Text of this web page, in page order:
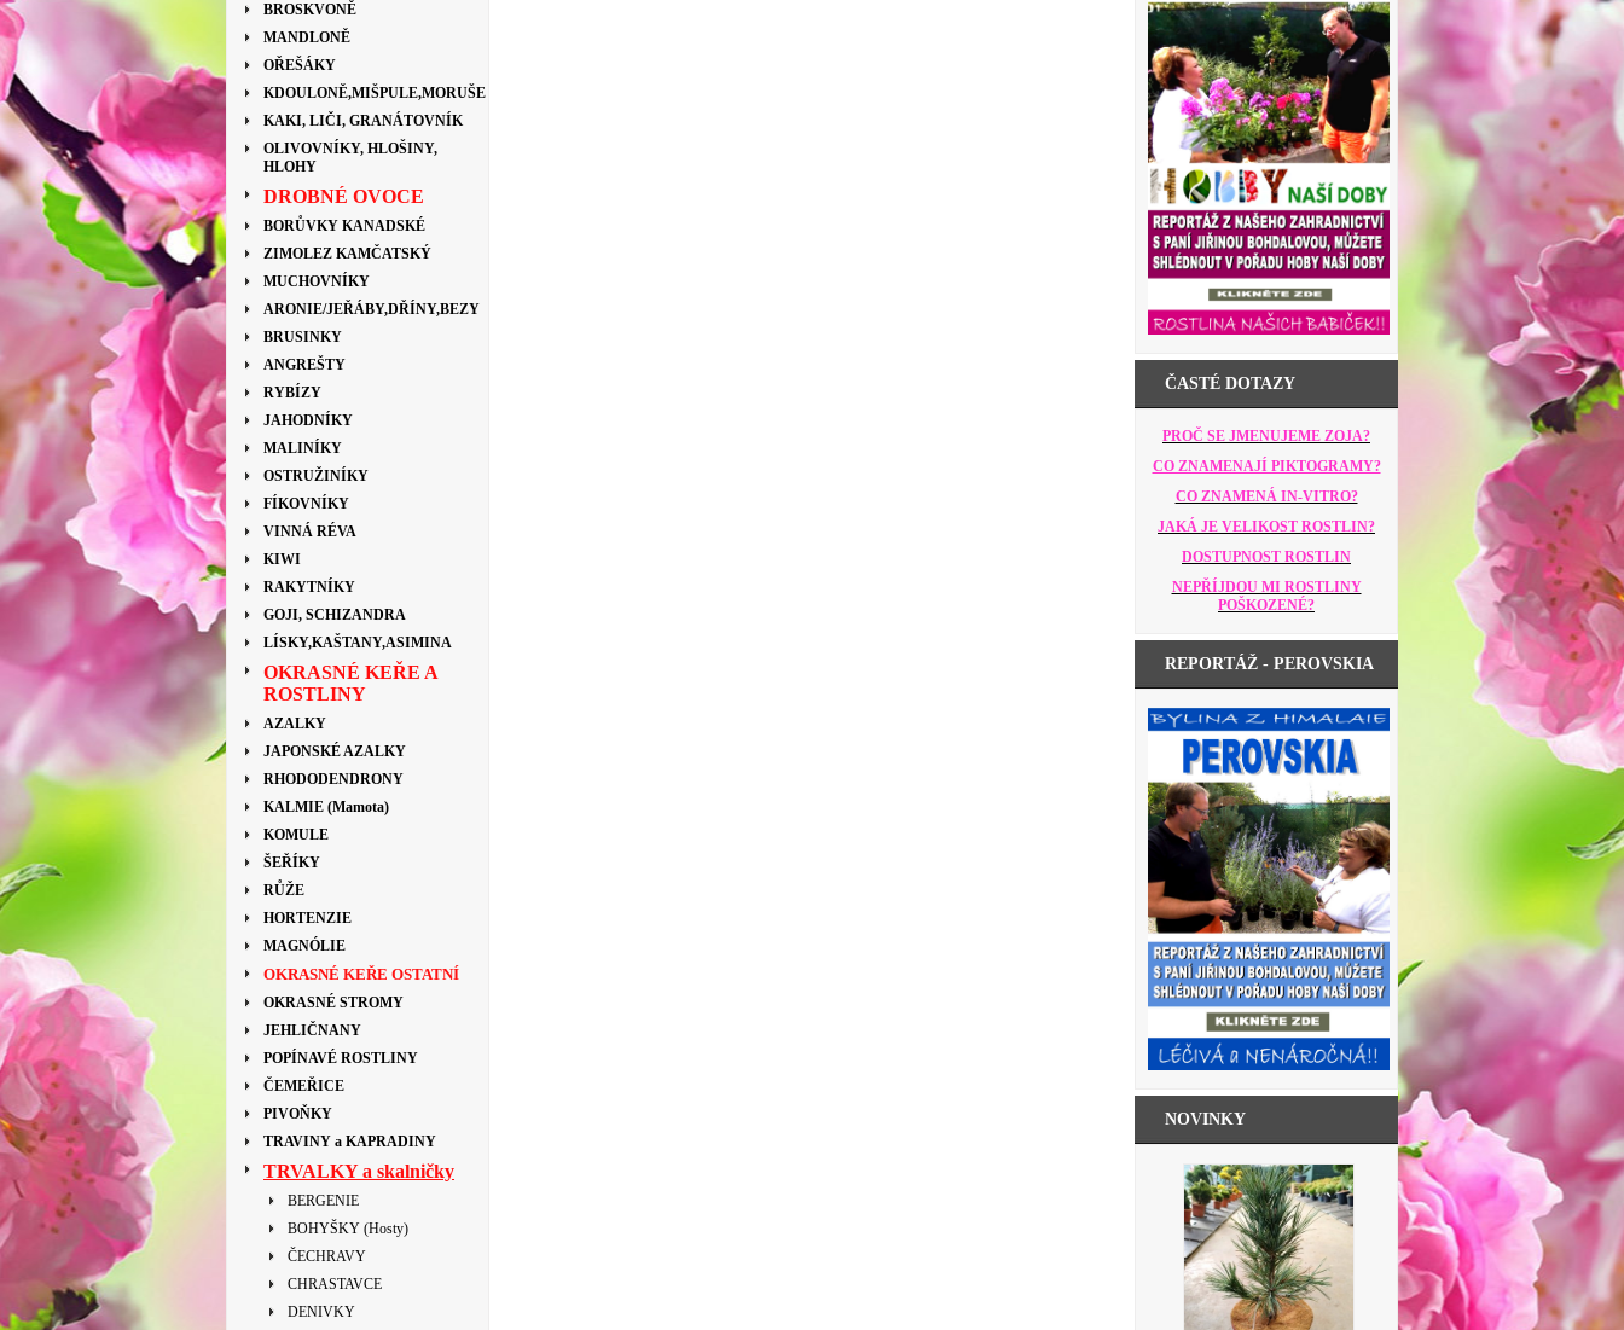
BROSKVONĚ
MANDLONĚ
OŘEŠÁKY
KDOULONĚ,MIŠPULE,MORUŠE
KAKI, LIČI, GRANÁTOVNÍK
OLIVOVNÍKY, HLOŠINY,
HLOHY
DROBNÉ OVOCE
BORŮVKY KANADSKÉ
ZIMOLEZ KAMČATSKÝ
MUCHOVNÍKY
ARONIE/JEŘÁBY,DŘÍNY,BEZY
BRUSINKY
ANGREŠTY
RYBÍZY
JAHODNÍKY
MALINÍKY
OSTRUŽINÍKY
FÍKOVNÍKY
VINNÁ RÉVA
KIWI
RAKYTNÍKY
GOJI, SCHIZANDRA
LÍSKY,KAŠTANY,ASIMINA
OKRASNÉ KEŘE A
ROSTLINY
AZALKY
JAPONSKÉ AZALKY
RHODODENDRONY
KALMIE (Mamota)
KOMULE
ŠEŘÍKY
RŮŽE
HORTENZIE
MAGNÓLIE
OKRASNÉ KEŘE OSTATNÍ
OKRASNÉ STROMY
JEHLIČNANY
POPÍNAVÉ ROSTLINY
ČEMEŘICE
PIVOŇKY
TRAVINY a KAPRADINY
TRVALKY a skalničky
BERGENIE
BOHYŠKY (Hosty)
ČECHRAVY
CHRASTAVCE
DENIVKY
ČASTÉ DOTAZY
PROČ SE JMENUJEME ZOJA?
CO ZNAMENAJÍ PIKTOGRAMY?
CO ZNAMENÁ IN-VITRO?
JAKÁ JE VELIKOST ROSTLIN?
DOSTUPNOST ROSTLIN
NEPŘÍJDOU MI ROSTLINY
POŠKOZENÉ?
REPORTÁŽ - PEROVSKIA
NOVINKY